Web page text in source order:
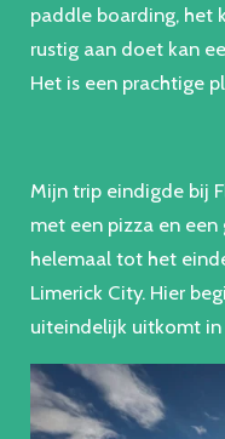
paddle boarding, het
rustig aan doet kan
Het is een prachtige
Mijn trip eindigde bij
met een pizza en
helemaal tot het
Limerick City. Hier
uiteindelijk uitkomt